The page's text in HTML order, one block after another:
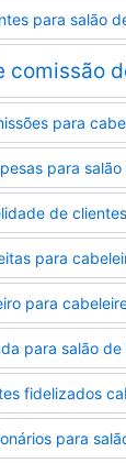
para salão
comissão
para
para
de
para
para
para salão
fidelizados
para